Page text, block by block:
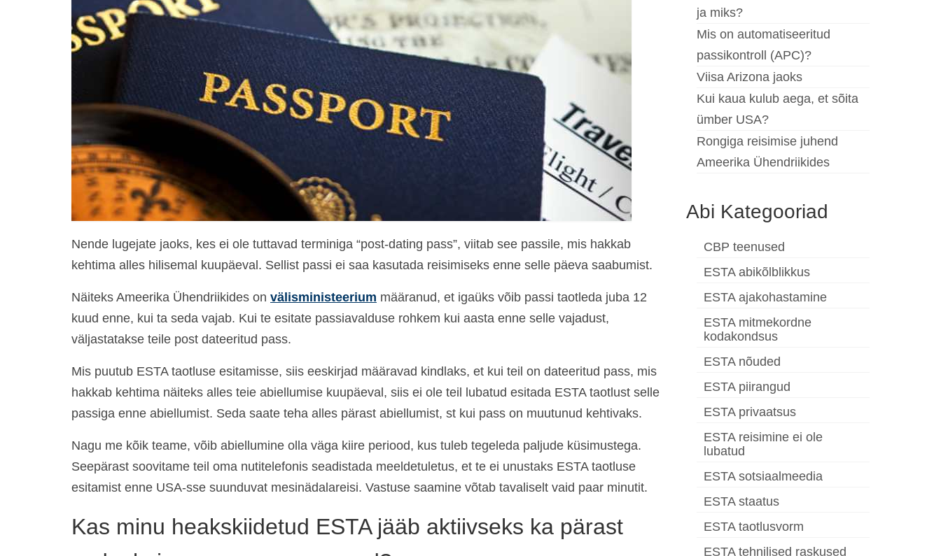
Nende lugejate jaoks, kes ei ole tuttavad terminiga “post-dating pass”, viitab see passile, mis hakkab
kehtima alles hilisemal kuupäeval. Sellist passi ei saa kasutada reisimiseks enne selle päeva saabumist.
Näiteks Ameerika Ühendriikides on välisministeerium määranud, et igaüks võib passi taotleda juba 12
kuud enne, kui ta seda vajab. Kui te esitate passiavalduse rohkem kui aasta enne selle vajadust,
väljastatakse teile post dateeritud pass.
Mis puutub ESTA taotluse esitamisse, siis eeskirjad määravad kindlaks, et kui teil on dateeritud pass, mis
hakkab kehtima näiteks alles teie abiellumise kuupäeval, siis ei ole teil lubatud esitada ESTA taotlust selle
passiga enne abiellumist. Seda saate teha alles pärast abiellumist, st kui pass on muutunud kehtivaks.
Nagu me kõik teame, võib abiellumine olla väga kiire periood, kus tuleb tegeleda paljude küsimustega.
Seepärast soovitame teil oma nutitelefonis seadistada meeldetuletus, et te ei unustaks ESTA taotluse
esitamist enne USA-sse suunduvat mesinädalareisi. Vastuse saamine võtab tavaliselt vaid paar minutit.
Kas minu heakskiidetud ESTA jääb aktiivseks ka pärast
ja miks?
Mis on automatiseeritud
passikontroll (APC)?
Viisa Arizona jaoks
Kui kaua kulub aega, et sõita
ümber USA?
Rongiga reisimise juhend
Ameerika Ühendriikides
Abi Kategooriad
CBP teenused
ESTA abikõlblikkus
ESTA ajakohastamine
ESTA mitmekordne
kodakondsus
ESTA nõuded
ESTA piirangud
ESTA privaatsus
ESTA reisimine ei ole
lubatud
ESTA sotsiaalmeedia
ESTA staatus
ESTA taotlusvorm
ESTA tehnilised raskused